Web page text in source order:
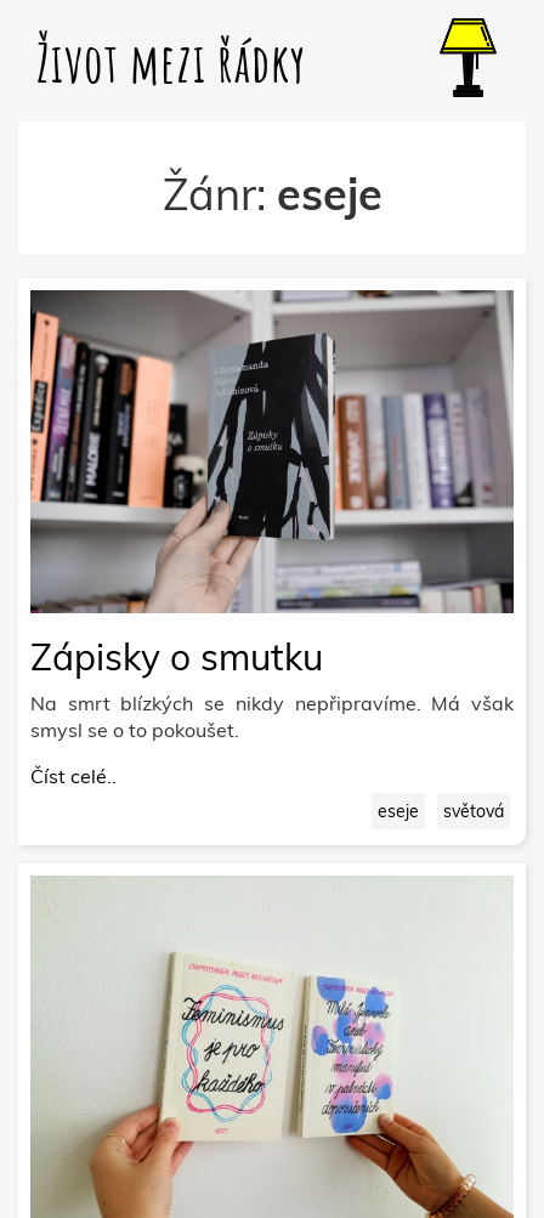
Život mezi řádky
Žánr: eseje
Zápisky o smutku
Na smrt blízkých se nikdy nepřipravíme. Má však
smysl se o to pokoušet.
Číst celé..
eseje světová